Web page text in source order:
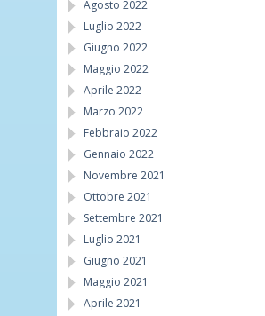
Agosto 2022
Luglio 2022
Giugno 2022
Maggio 2022
Aprile 2022
Marzo 2022
Febbraio 2022
Gennaio 2022
Novembre 2021
Ottobre 2021
Settembre 2021
Luglio 2021
Giugno 2021
Maggio 2021
Aprile 2021